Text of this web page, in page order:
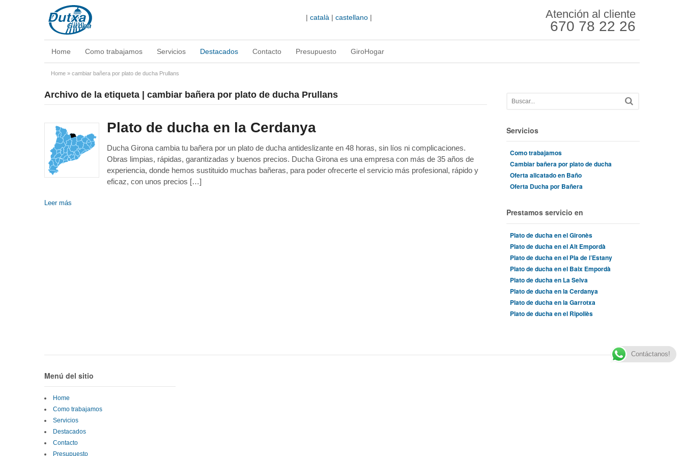
|català |castellano | Atención al cliente
670 78 22 26
Home Como trabajamos Servicios Destacados Contacto Presupuesto GiroHogar
Home » cambiar bañera por plato de ducha Prullans
Archivo de la etiqueta | cambiar bañera por plato de ducha Prullans
Plato de ducha en la Cerdanya
Ducha Girona cambia tu bañera por un plato de ducha antideslizante en 48 horas, sin líos ni complicaciones.
Obras limpias, rápidas, garantizadas y buenos precios. Ducha Girona es una empresa con más de 35 años de
experiencia, donde hemos sustituido muchas bañeras, para poder ofrecerte el servicio más profesional, rápido y
eficaz, con unos precios […]
Leer más
Servicios
Como trabajamos
Cambiar bañera por plato de ducha
Oferta alicatado en Baño
Oferta Ducha por Bañera
Prestamos servicio en
Plato de ducha en el Gironès
Plato de ducha en el Alt Empordà
Plato de ducha en el Pla de l’Estany
Plato de ducha en el Baix Empordà
Plato de ducha en La Selva
Plato de ducha en la Cerdanya
Plato de ducha en la Garrotxa
Plato de ducha en el Ripollès
Menú del sitio
Home
Como trabajamos
Servicios
Destacados
Contacto
Presupuesto
Contáctanos!